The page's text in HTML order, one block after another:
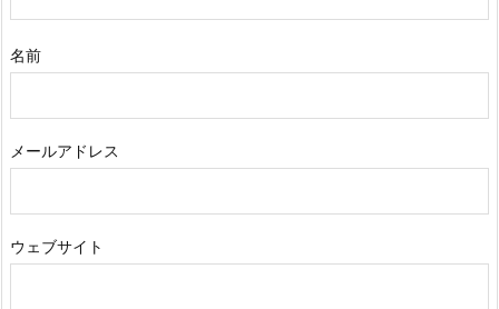
名前
メールアドレス
ウェブサイト